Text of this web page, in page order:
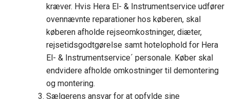
kræver. Hvis Hera El- & Instrumentservice udfører
ovennævnte reparationer hos køberen, skal
køberen afholde rejseomkostninger, diæter,
rejsetidsgodtgørelse samt hotelophold for Hera
El- & Instrumentservice´ personale. Køber skal
endvidere afholde omkostninger til demontering
og montering.
Sælgerens ansvar for at opfylde sine